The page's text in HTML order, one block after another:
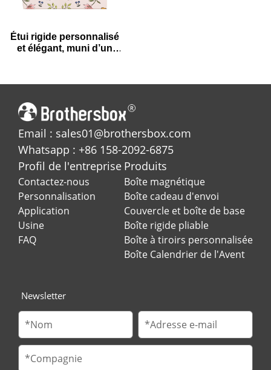
Étui rigide personnalisé
et élégant, muni d’un
Email : sales01@brothersbox.com
Whatsapp : +86 158-2092-6875
Profil de l'entreprise
Contactez-nous
Personnalisation
Application
Usine
FAQ
Produits
Boîte magnétique
Boîte cadeau d'envoi
Couvercle et boîte de base
Boîte rigide pliable
Boîte à tiroirs personnalisée
Boîte Calendrier de l'Avent
Newsletter